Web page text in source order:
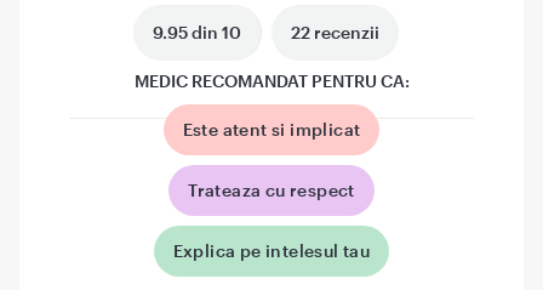
9.95 din 10 22 recenzii
MEDIC RECOMANDAT PENTRU CA:
Este atent si implicat
Trateaza cu respect
Explica pe intelesul tau